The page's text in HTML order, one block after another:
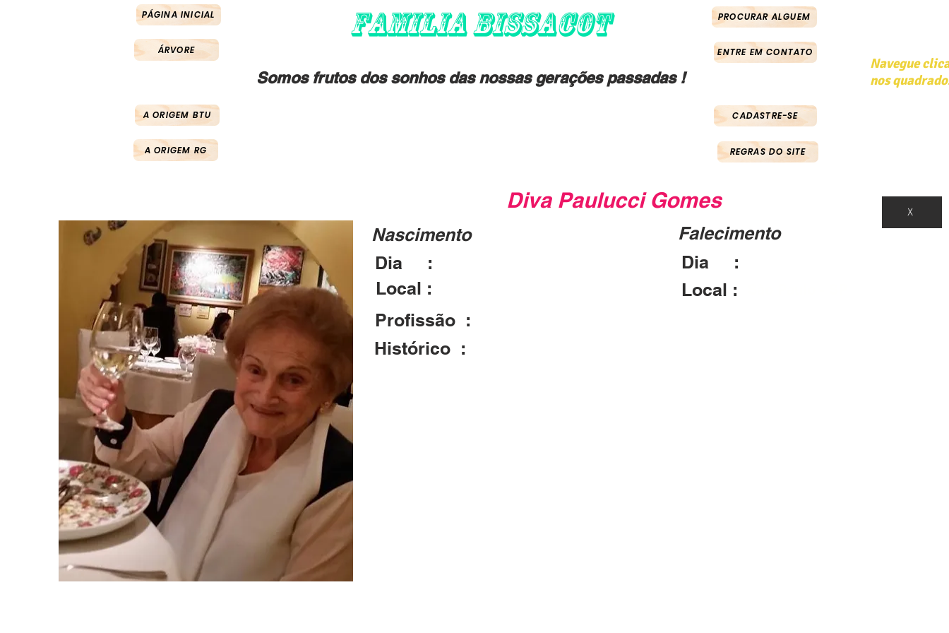
PÁGINA INICIAL
ÁRVORE
FAMILIA BISSACOT PROCURAR ALGUEM
ENTRE EM CONTATO
Somos frutos dos sonhos das nossas gerações passadas !
Navegue
nos
A ORIGEM BTU
A ORIGEM RG
CADASTRE-SE
REGRAS DO SITE
Diva Paulucci Gomes
Nascimento
Local :
Falecimento
Dia :
Local :
Dia :
Profissão :
Histórico :
X